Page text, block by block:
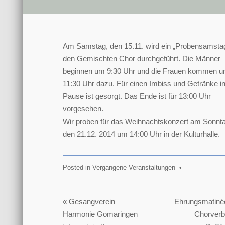
Am Samstag, den 15.11. wird ein
den Gemischten Chordurchgeführt. Die Männer
beginnen um 9:30 Uhr und die Frauen kommen
11:30 Uhr dazu. Für einen Imbiss und Getränke
Pause ist gesorgt. Das Ende ist für 13:00 Uhr
vorgesehen.
Wir proben für das Weihnachtskonzert am
den 21.12. 2014 um 14:00 Uhr in der Kulturhalle.
Posted in Vergangene Veranstaltungen•
Beitragsnavigation
« Gesangverein
Harmonie Gomaringen